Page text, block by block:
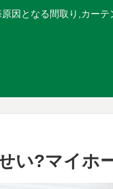
因となる間取り,カー
い?マイホ